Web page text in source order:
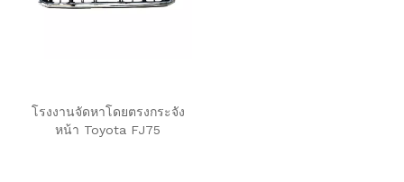
โรงงานจัดหาโดยตรงกระจัง
หน้า Toyota FJ75